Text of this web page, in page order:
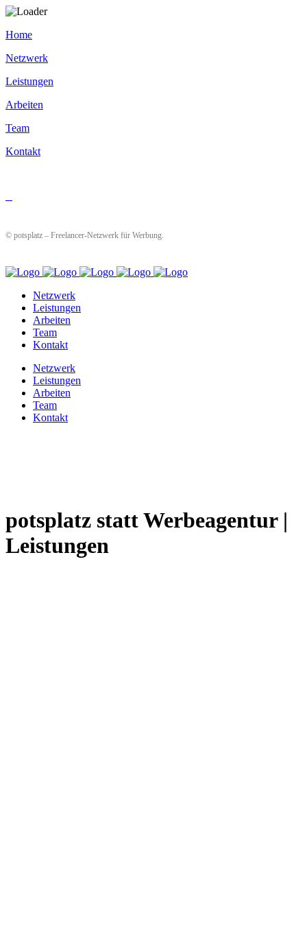
Home
Netzwerk
Leistungen
Arbeiten
Team
Kontakt
© potsplatz – Freelancer-Netzwerk für Werbung.
Netzwerk
Leistungen
Arbeiten
Team
Kontakt
Netzwerk
Leistungen
Arbeiten
Team
Kontakt
potsplatz statt Werbeagentur |
Leistungen